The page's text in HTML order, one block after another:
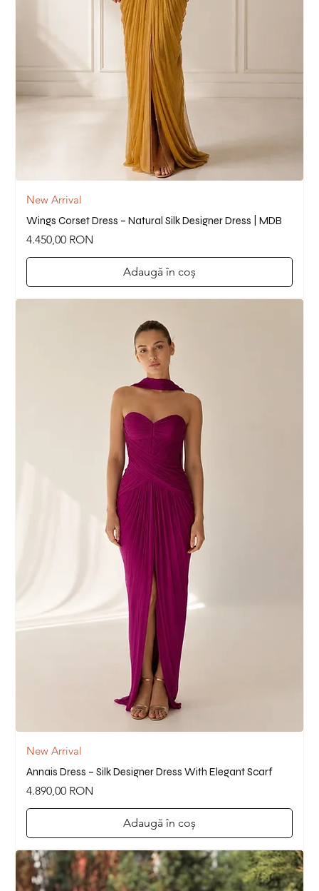
New Arrival
Wings Corset Dress – Natural Silk Designer Dress | MDB
Preț
4.450,00 RON
Adaugă în coș
New Arrival
Annais Dress – Silk Designer Dress With Elegant Scarf
Preț
4.890,00 RON
Adaugă în coș